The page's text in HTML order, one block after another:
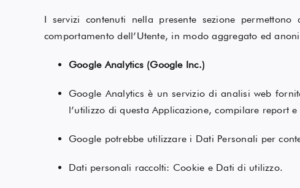
I servizi contenuti nella presente sezione
comportamento dell’Utente, in modo aggregato ed
Google Analytics (Google Inc.)
Google Analytics è un servizio di analisi web
l’utilizzo di questa Applicazione, compilare report
Google potrebbe utilizzare i Dati Personali per
Dati personali raccolti: Cookie e Dati di utilizzo.